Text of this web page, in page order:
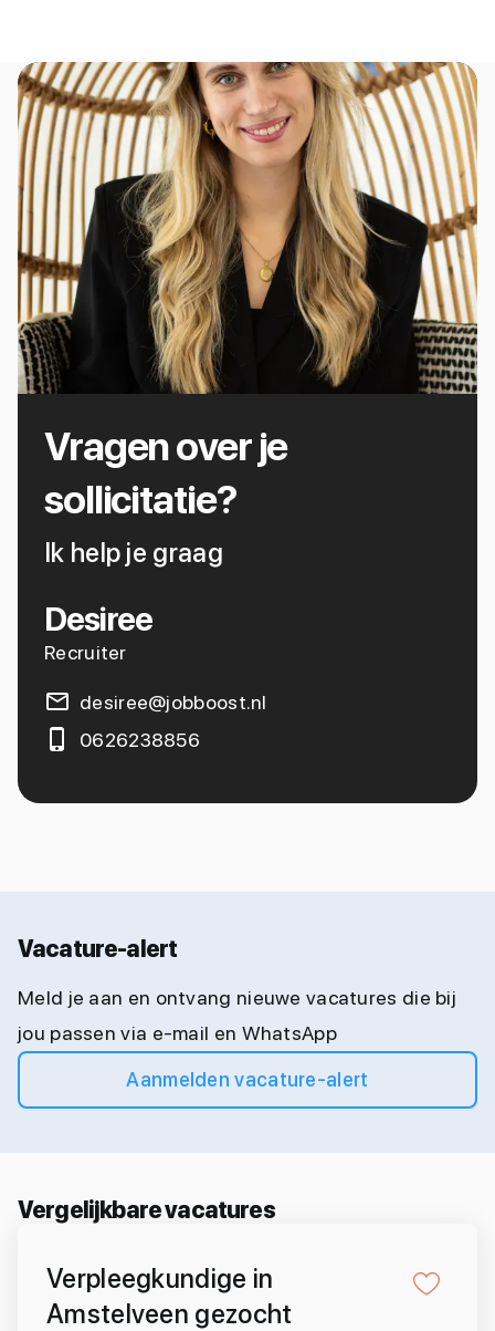
Vragen over je
sollicitatie?
Ik help je graag
Desiree
Recruiter
desiree@jobboost.nl
0626238856
Vacature-alert
Meld je aan en ontvang nieuwe vacatures die bij
jou passen via e-mail en WhatsApp
Aanmelden vacature-alert
Vergelijkbare vacatures
Verpleegkundige in
Amstelveen gezocht